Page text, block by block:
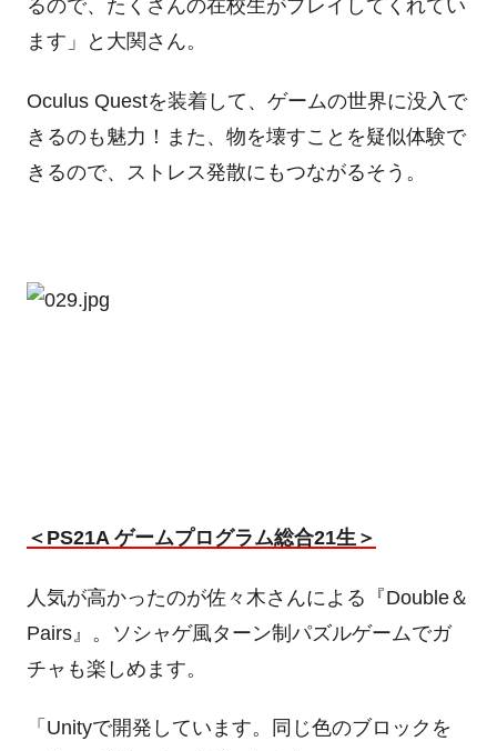
るので、たくさんの在校生がプレイしてくれてい
ます」と大関さん。
Oculus Questを装着して、ゲームの世界に没入で
きるのも魅力！また、物を壊すことを疑似体験で
きるので、ストレス発散にもつながるそう。
＜PS21A ゲームプログラム総合21生＞
人気が高かったのが佐々木さんによる『Double＆
Pairs』。ソシャゲ風ターン制パズルゲームでガ
チャも楽しめます。
「Unityで開発しています。同じ色のブロックを